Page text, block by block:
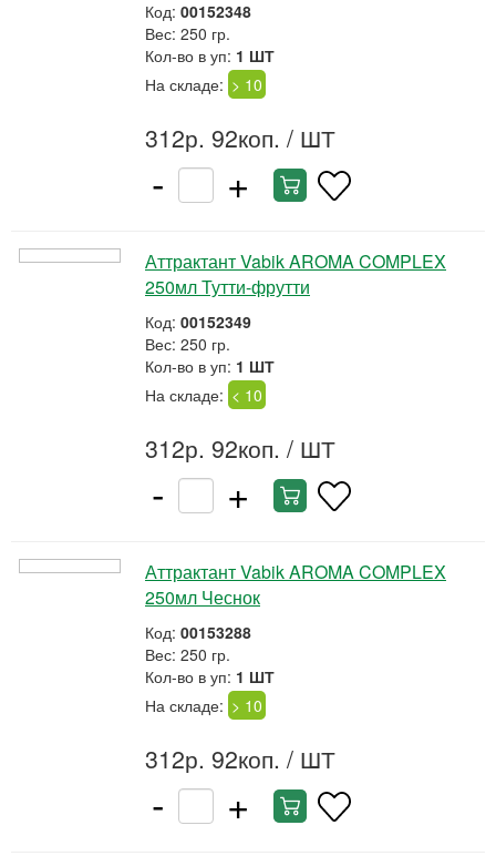
Код: 00152348
Вес: 250 гр.
Кол-во в уп: 1 ШТ
На складе: > 10
312р. 92коп. / ШТ
- +
Аттрактант Vabik AROMA COMPLEX
250мл Тутти-фрутти
Код: 00152349
Вес: 250 гр.
Кол-во в уп: 1 ШТ
На складе: < 10
312р. 92коп. / ШТ
- +
Аттрактант Vabik AROMA COMPLEX
250мл Чеснок
Код: 00153288
Вес: 250 гр.
Кол-во в уп: 1 ШТ
На складе: > 10
312р. 92коп. / ШТ
- +